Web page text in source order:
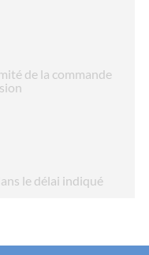
de la commande
le délai indiqué